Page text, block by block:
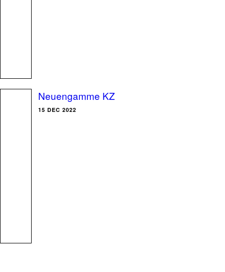
Neuengamme KZ
15 DEC 2022